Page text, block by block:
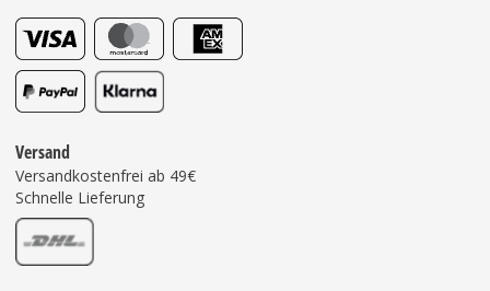
Versand
Versandkostenfrei ab 49€
Schnelle Lieferung